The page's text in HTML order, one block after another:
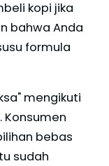
kopi jika
bahwa Anda
formula
mengikuti
Konsumen
bebas
sudah